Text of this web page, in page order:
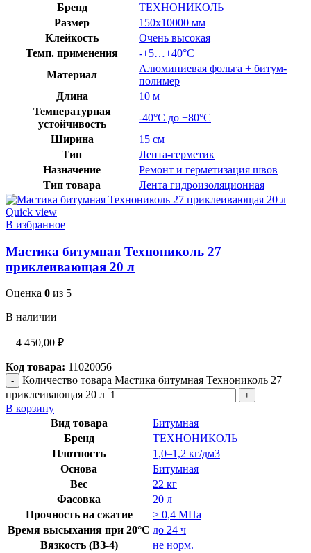
Бренд
ТЕХНОНИКОЛЬ
Размер
150х10000 мм
Клейкость
Очень высокая
Темп. применения
-+5…+40°C
Материал
Алюминиевая фольга + битум-
полимер
Длина
10 м
Температурная
устойчивость
-40°C до +80°C
Ширина
15 см
Тип
Лента-герметик
Назначение
Ремонт и герметизация швов
Тип товара
Лента гидроизоляционная
Quick view
В избранное
Мастика битумная Технониколь 27
приклеивающая 20 л
Оценка 0 из 5
В наличии
4 450,00 ₽
Код товара: 11020056
Количество товара Мастика битумная Технониколь 27
приклеивающая 20 л
В корзину
Вид товара
Битумная
Бренд
ТЕХНОНИКОЛЬ
Плотность
1,0–1,2 кг/дм3
Основа
Битумная
Вес
22 кг
Фасовка
20 л
Прочность на сжатие
≥ 0,4 МПа
Время высыхания при 20°C до 24 ч
Вязкость (ВЗ-4)
не норм.